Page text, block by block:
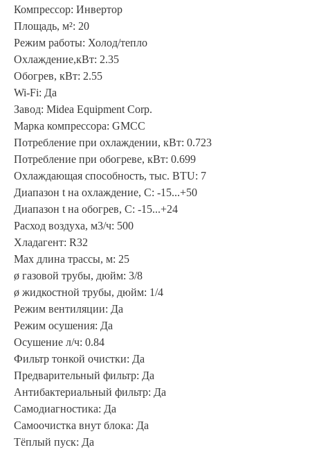
Компрессор: Инвертор
Площадь, м²: 20
Режим работы: Холод/тепло
Охлаждение,кВт: 2.35
Обогрев, кВт: 2.55
Wi-Fi: Да
Завод: Midea Equipment Corp.
Марка компрессора: GMCC
Потребление при охлаждении, кВт: 0.723
Потребление при обогреве, кВт: 0.699
Охлаждающая способность, тыс. BTU: 7
Диапазон t на охлаждение, С: -15...+50
Диапазон t на обогрев, С: -15...+24
Расход воздуха, м3/ч: 500
Хладагент: R32
Max длина трассы, м: 25
ø газовой трубы, дюйм: 3/8
ø жидкостной трубы, дюйм: 1/4
Режим вентиляции: Да
Режим осушения: Да
Осушение л/ч: 0.84
Фильтр тонкой очистки: Да
Предварительный фильтр: Да
Антибактериальный фильтр: Да
Самодиагностика: Да
Самоочистка внут блока: Да
Тёплый пуск: Да